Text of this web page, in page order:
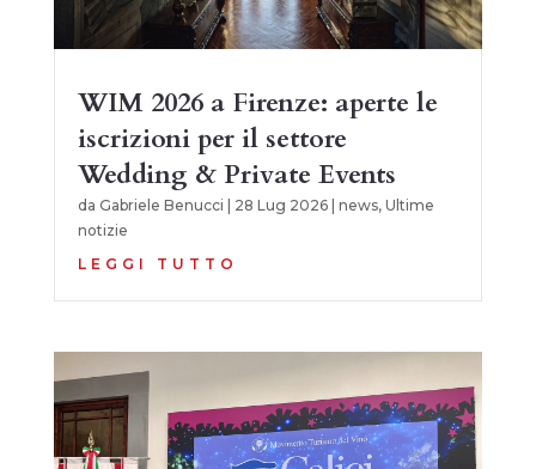
WIM 2026 a Firenze: aperte le
iscrizioni per il settore
Wedding & Private Events
da Gabriele Benucci 28 Lug 2026| news, Ultime
notizie
LEGGI TUTTO